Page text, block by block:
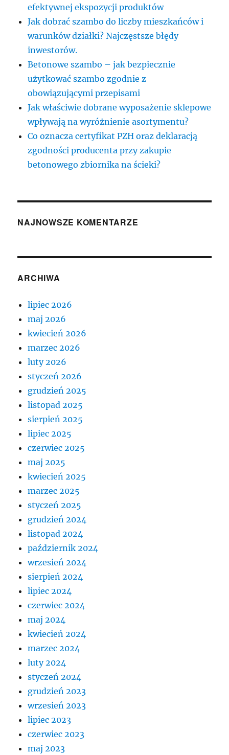
efektywnej ekspozycji produktów
Jak dobrać szambo do liczby mieszkańców i
warunków działki? Najczęstsze błędy
inwestorów.
Betonowe szambo – jak bezpiecznie
użytkować szambo zgodnie z
obowiązującymi przepisami
Jak właściwie dobrane wyposażenie sklepowe
wpływają na wyróżnienie asortymentu?
Co oznacza certyfikat PZH oraz deklaracją
zgodności producenta przy zakupie
betonowego zbiornika na ścieki?
NAJNOWSZE KOMENTARZE
ARCHIWA
lipiec 2026
maj 2026
kwiecień 2026
marzec 2026
luty 2026
styczeń 2026
grudzień 2025
listopad 2025
sierpień 2025
lipiec 2025
czerwiec 2025
maj 2025
kwiecień 2025
marzec 2025
styczeń 2025
grudzień 2024
listopad 2024
październik 2024
wrzesień 2024
sierpień 2024
lipiec 2024
czerwiec 2024
maj 2024
kwiecień 2024
marzec 2024
luty 2024
styczeń 2024
grudzień 2023
wrzesień 2023
lipiec 2023
czerwiec 2023
maj 2023